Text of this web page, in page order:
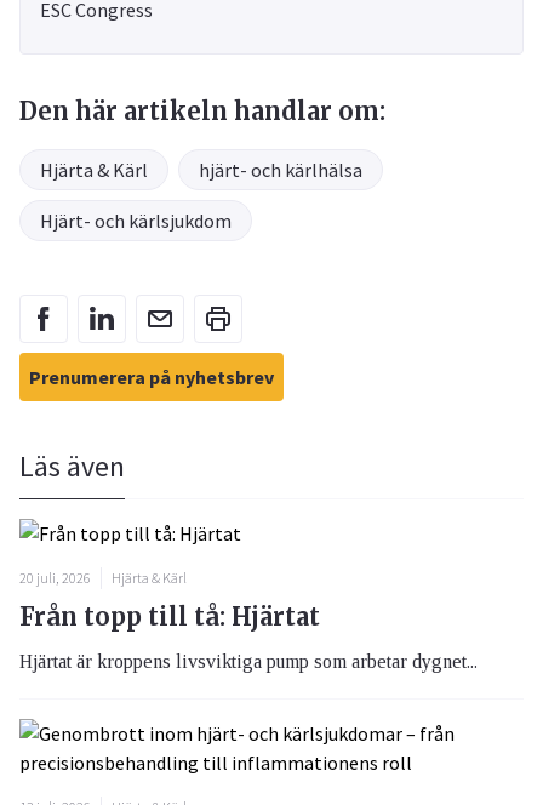
ESC Congress
Den här artikeln handlar om:
Hjärta & Kärl hjärt- och kärlhälsa
Hjärt- och kärlsjukdom
Prenumerera på nyhetsbrev
Läs även
20 juli, 2026 Hjärta & Kärl
Från topp till tå: Hjärtat
Hjärtat är kroppens livsviktiga pump som arbetar dygnet...